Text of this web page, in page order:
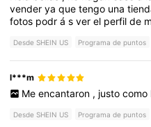
venderyaquetengo una
fotos podrásverel perfilde
,engeneraltodohermosoyde
preciososylatelamagnífica
é n est ás
Desde SHEIN US Programa de puntos
l***m
Me encantaron , justo como
Desde SHEIN US Programa de puntos